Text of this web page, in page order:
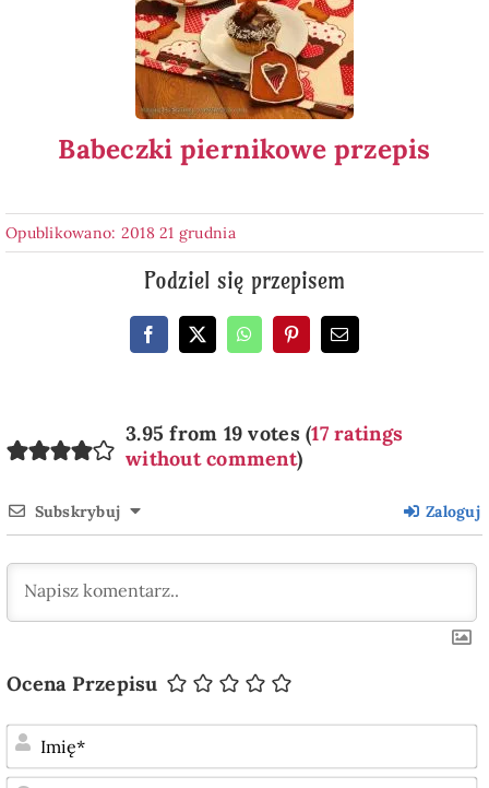
Babeczki piernikowe przepis
Opublikowano: 2018 21 grudnia
Podziel się przepisem
3.95 from 19 votes (17 ratings
without comment)
Subskrybuj Zaloguj
Ocena Przepisu